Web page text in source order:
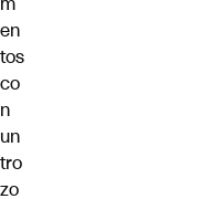
en
tos
co
n
un
tro
zo